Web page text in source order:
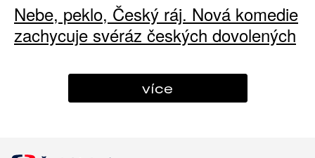
Nebe, peklo, Český ráj. Nová komedie
zachycuje svéráz českých dovolených
více